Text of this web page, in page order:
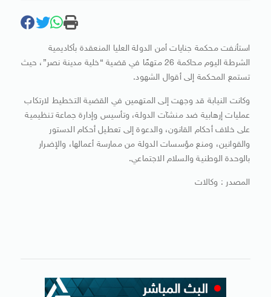
استأنفت محكمة جنايات أمن الدولة العليا المنعقدة بأكاديمية
الشرطة اليوم محاكمة 26 متهمًا في قضية “خلية مدينة نصر”، حيث
تستمع المحكمة إلى أقوال الشهود.
وكانت النيابة قد وجهت إلى المتهمين في القضية التخطيط لارتكاب
عمليات إرهابية ضد منشآت الدولة، وتأسيس وإدارة جماعة تنظيمية
على خلاف أحكام القانون، والدعوة إلى تعطيل أحكام الدستور
والقوانين، ومنع مؤسسات الدولة من ممارسة أعمالها، والإضرار
بالوحدة الوطنية والسلام الاجتماعي.
المصدر : وكالات